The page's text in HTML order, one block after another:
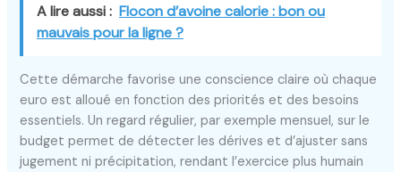
A lire aussi : Flocon d’avoine calorie : bon ou
mauvais pour la ligne ?
Cette démarche favorise une conscience claire où chaque
euro est alloué en fonction des priorités et des besoins
essentiels. Un regard régulier, par exemple mensuel, sur le
budget permet de détecter les dérives et d’ajuster sans
jugement ni précipitation, rendant l’exercice plus humain